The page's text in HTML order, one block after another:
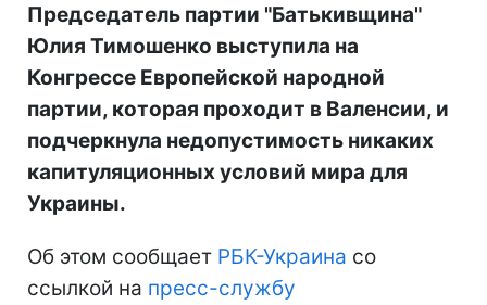
Председатель партии "Батькивщина"
Юлия Тимошенко выступила на
Конгрессе Европейской народной
партии, которая проходит в Валенсии, и
подчеркнула недопустимость никаких
капитуляционных условий мира для
Украины.
Об этом сообщает РБК-Украина со
ссылкой на пресс-службу